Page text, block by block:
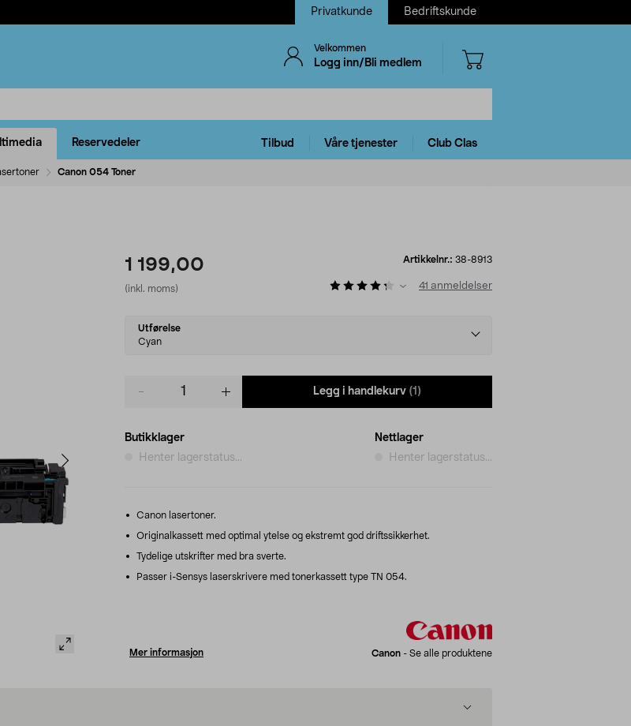
Privatkunde Bedriftskunde
Velkommen
Logg inn/Bli medlem
Reservedeler Tilbud Våre tjenester Club Clas
Canon 054 Toner
1 199,00
(inkl. moms)
Artikkelnr.: 38-8913
41 anmeldelser
Select
variant
Utførelse
Cyan
Legg i handlekurv (1)
Butikklager
Henter lagerstatus...
Nettlager
Henter lagerstatus...
Canon lasertoner.
Originalkassett med optimal ytelse og ekstremt god driftssikkerhet.
Tydelige utskrifter med bra sverte.
Passer i-Sensys laserskrivere med tonerkassett type TN 054.
Mer informasjon Canon - Se alle produktene